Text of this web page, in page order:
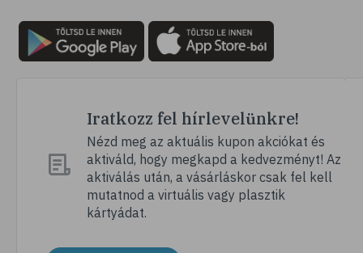
# pszichológia
# hátfájás
# vérnyomáscsökkentés
# megfázás
# influenza
# fertőző betegségek
Iratkozz fel hírlevelünkre!
Nézd meg az aktuális kupon akciókat és
aktiváld, hogy megkapd a kedvezményt! Az
aktiválás után, a vásárláskor csak fel kell
mutatnod a virtuális vagy plasztik
kártyádat.